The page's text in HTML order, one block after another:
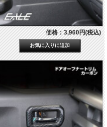
価格：3,960円(税込)